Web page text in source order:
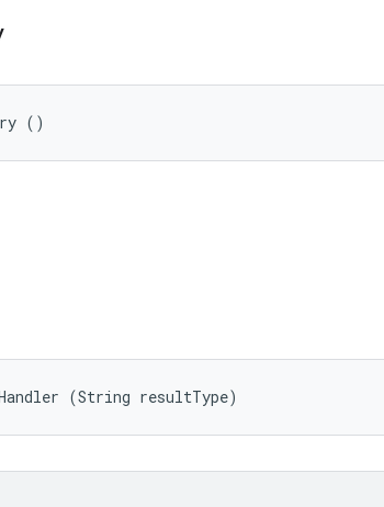
()
(String resultType)